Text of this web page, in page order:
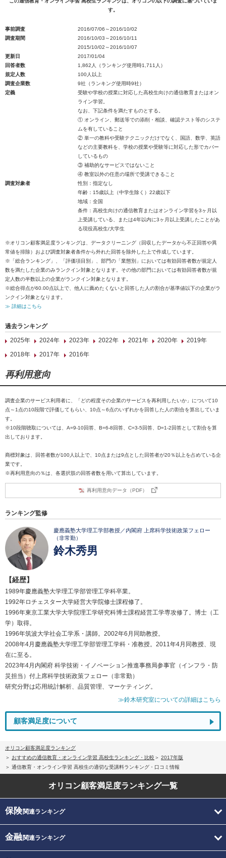
す。
事前調査
2016/07/06～2016/10/02
調査期間
2016/10/03～2016/10/11
2015/10/02～2016/10/07
更新日
2017/01/04
回答者数
1,862人（ランキング使用時1,711人）
規定人数
100人以上
調査企業数
9社（ランキング使用時9社）
定義
受験や学校の授業に対応した高校生向けの通信教育またはオン
ライン学習。
なお、下記条件を満たすものとする。
① オンライン、郵送等での添削・相談、確認テスト等のシステ
ムを有していること
② 単一の教科や受験テクニックだけでなく、国語、数学、英語
などの主要教科を、学校の授業や受験等に対応した形でカバー
しているもの
③ 補助的なサービスではないこと
④ 教室以外の任意の場所で受講できること
調査対象者
性別：指定なし
年齢：15歳以上（中学生除く）22歳以下
地域：全国
条件：高校生向けの通信教育またはオンライン学習を3ヶ月以
上受講している、または4年以内に3ヶ月以上受講したことがあ
る現役高校生/大学生
※オリコン顧客満足度ランキングは、データクリーニング（回収したデータから不正回答や異
常値を排除）および調査対象者条件から外れた回答を除外した上で作成しています。
※「総合ランキング」、「評価項目別」、部門の「業態別」においては有効回答者数が規定人
数を満たした企業のみランクイン対象となります。その他の部門においては有効回答者数が規
定人数の半数以上の企業がランクイン対象となります。
※総合得点が60.00点以上で、他人に薦めたくないと回答した人の割合が基準値以下の企業がラ
ンクイン対象となります。
≫ 詳細はこちら
過去ランキング
2025年
2024年 2023年 2022年 2021年 2020年
2019年
2018年
2017年 2016年
再利用意向
調査企業のサービス利用者に、「どの程度その企業のサービスを再利用したいか」について10
点～1点の10段階で評価してもらい、10点～6点のいずれかを回答した人の割合を算出していま
す。
※10段階聴取については、A=9-10回答、B=6-8回答、C=3-5回答、D=1-2回答として割合を算
出しております。
商標対象は、回答者数が100人以上で、10点または9点とした回答者が20％以上を占めている企
業です。
※再利用意向の％は、各選択肢の回答者数を用いて算出しています。
再利用意向データ（PDF）
ランキング監修
慶應義塾大学理工学部教授／内閣府 上席科学技術政策フェロー
（非常勤）
鈴木秀男
【経歴】
1989年慶應義塾大学理工学部管理工学科卒業。
1992年ロチェスター大学経営大学院修士課程修了。
1996年東京工業大学大学院理工学研究科博士課程経営工学専攻修了。博士（工
学）取得。
1996年筑波大学社会工学系・講師。2002年6月同助教授。
2008年4月慶應義塾大学理工学部管理工学科・准教授。2011年4月同教授、現
在に至る。
2023年4月内閣府 科学技術・イノベーション推進事務局参事官（インフラ・防
災担当）付上席科学技術政策フェロー（非常勤）
研究分野は応用統計解析、品質管理、マーケティング。
≫鈴木研究室についての詳細はこちら
顧客満足度について
オリコン顧客満足度ランキング
おすすめの通信教育・オンライン学習 高校生ランキング・比較
2017年版
通信教育・オンライン学習 高校生の適切な受講料ランキング・口コミ情報
オリコン顧客満足度ランキング一覧
保険関連ランキング
金融関連ランキング